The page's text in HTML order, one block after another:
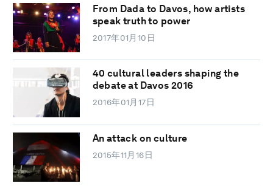
From Dada to Davos, how artists
speak truth to power
2017年01月10日
40 cultural leaders shaping the
debate at Davos 2016
2016年01月17日
An attack on culture
2015年11月16日